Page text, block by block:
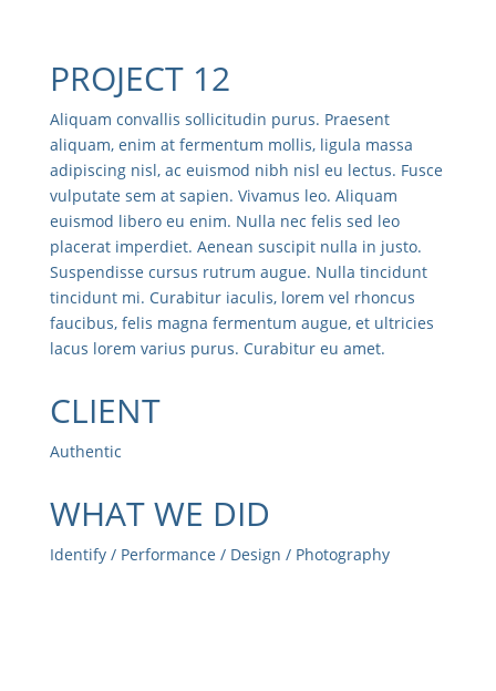
PROJECT 12
Aliquam convallis sollicitudin purus. Praesent
aliquam, enim at fermentum mollis, ligula massa
adipiscing nisl, ac euismod nibh nisl eu lectus. Fusce
vulputate sem at sapien. Vivamus leo. Aliquam
euismod libero eu enim. Nulla nec felis sed leo
placerat imperdiet. Aenean suscipit nulla in justo.
Suspendisse cursus rutrum augue. Nulla tincidunt
tincidunt mi. Curabitur iaculis, lorem vel rhoncus
faucibus, felis magna fermentum augue, et ultricies
lacus lorem varius purus. Curabitur eu amet.
CLIENT
Authentic
WHAT WE DID
Identify / Performance / Design / Photography